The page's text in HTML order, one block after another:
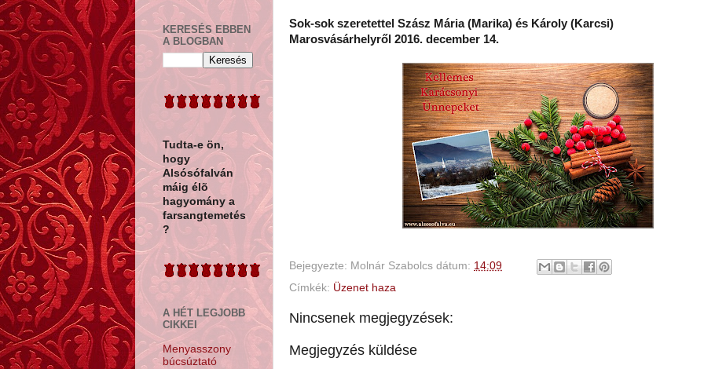
Sok-sok szeretettel Szász Mária (Marika) és Károly (Karcsi)
Marosvásárhelyről 2016. december 14.
Bejegyezte: Molnár Szabolcs dátum: 14:09
Címkék: Üzenet haza
Nincsenek megjegyzések:
Megjegyzés küldése
KERESÉS EBBEN
A BLOGBAN
Tudta-e ön,
hogy
Alsósófalván
máig élõ
hagyomány a
farsangtemetés
?
A HÉT LEGJOBB
CIKKEI
Menyasszony
búcsúztató